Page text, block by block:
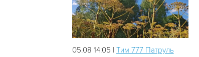
05.08 14:05 | Tим 777 Патруль